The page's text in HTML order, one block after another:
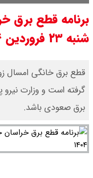
برنامه قطع برق
شنبه ۲۳ فروردین ۱۴۰۴
قطع برق خانگی امسال
گرفته است و وزارت
برق صعودی باشد.